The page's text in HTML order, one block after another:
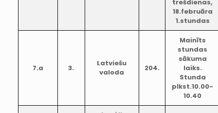
trešdienas,
18.februāra
1.stundas
7.a 3.
Latviešu
valoda
204.
Mainīts
stundas
sākuma
laiks.
Stunda
plkst.10.00-
10.40